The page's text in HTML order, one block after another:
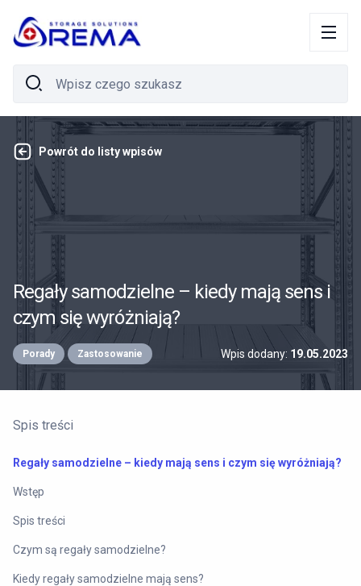
Powrót do listy wpisów
Regały samodzielne – kiedy mają sens i
czym się wyróżniają?
Porady Zastosowanie Wpis dodany: 19.05.2023
Spis treści
Regały samodzielne – kiedy mają sens i czym się wyróżniają?
Wstęp
Spis treści
Czym są regały samodzielne?
Kiedy regały samodzielne mają sens?